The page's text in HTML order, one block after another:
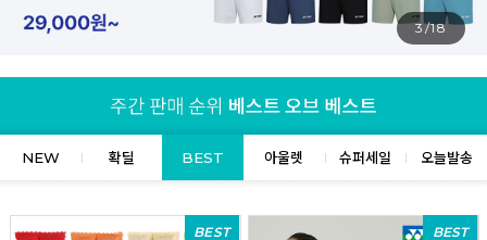
4/18
NEW 확딜 BEST 아울렛 슈퍼세일 오늘발송
BEST BEST